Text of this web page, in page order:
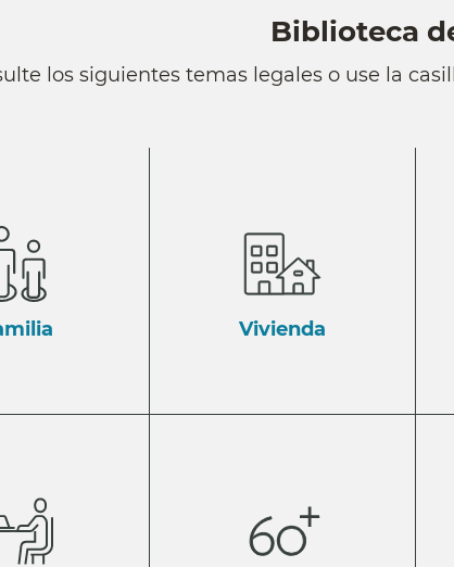
Biblioteca
los siguientes temas legales o use la
Vivienda